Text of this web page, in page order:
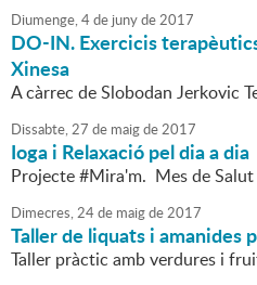
Diumenge,4de junyde2017
DO-IN. Exercicis
Xinesa
A càrrec de Slobodan Jerkovic
Dissabte,27 de maigde2017
Ioga i Relaxació pel dia a dia
Projecte #Mira'm. Mes de Salut
Dimecres,24de maigde2017
Taller de liquats i amanides
Taller pràctic amb verdures i